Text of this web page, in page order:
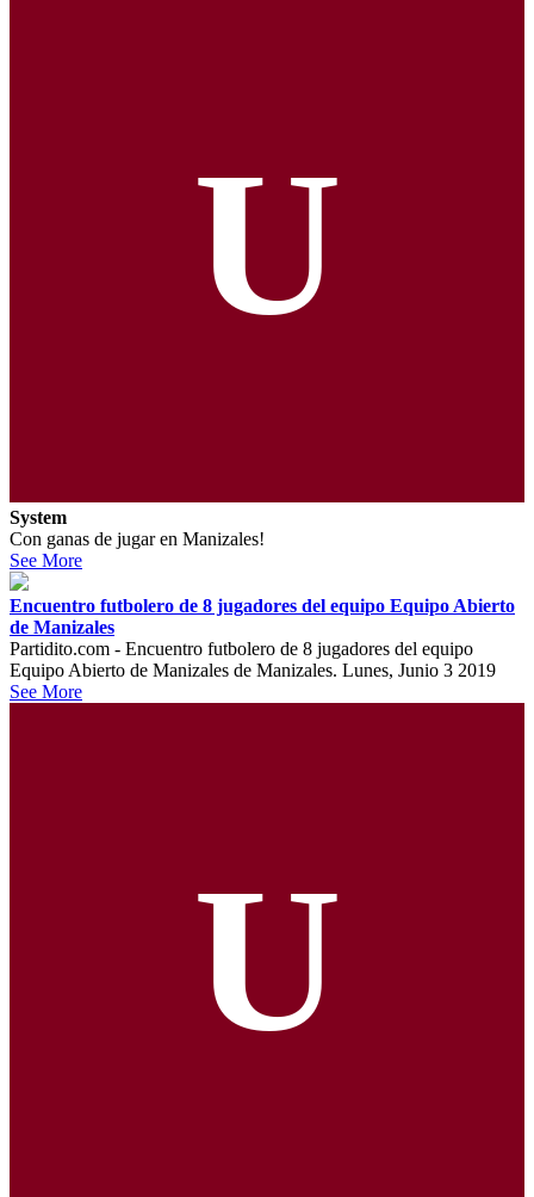
U
System
Con ganas de jugar en Manizales!
See More
Encuentro futbolero de 8 jugadores del equipo Equipo Abierto
de Manizales
Partidito.com - Encuentro futbolero de 8 jugadores del equipo
Equipo Abierto de Manizales de Manizales. Lunes, Junio 3 2019
See More
U